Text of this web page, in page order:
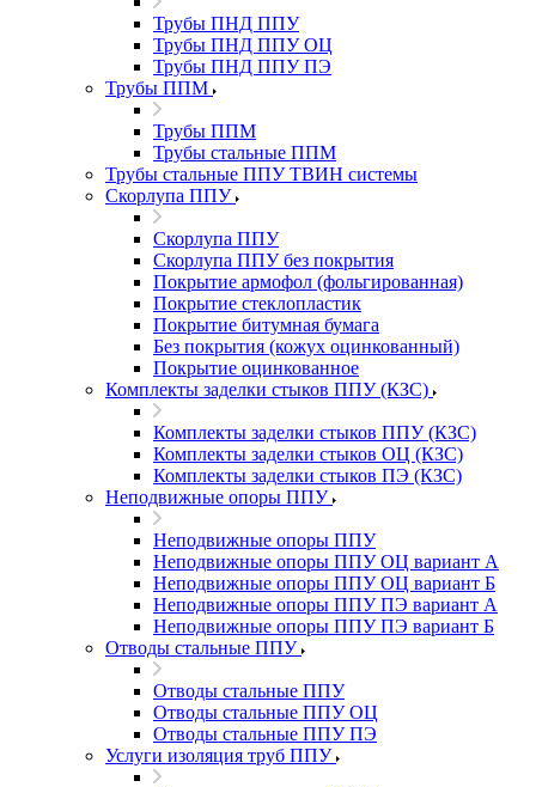
Трубы ПНД ППУ
Трубы ПНД ППУ ОЦ
Трубы ПНД ППУ ПЭ
Трубы ППМ
Трубы ППМ
Трубы стальные ППМ
Трубы стальные ППУ ТВИН системы
Скорлупа ППУ
Скорлупа ППУ
Скорлупа ППУ без покрытия
Покрытие армофол (фольгированная)
Покрытие стеклопластик
Покрытие битумная бумага
Без покрытия (кожух оцинкованный)
Покрытие оцинкованное
Комплекты заделки стыков ППУ (КЗС)
Комплекты заделки стыков ППУ (КЗС)
Комплекты заделки стыков ОЦ (КЗС)
Комплекты заделки стыков ПЭ (КЗС)
Неподвижные опоры ППУ
Неподвижные опоры ППУ
Неподвижные опоры ППУ ОЦ вариант А
Неподвижные опоры ППУ ОЦ вариант Б
Неподвижные опоры ППУ ПЭ вариант А
Неподвижные опоры ППУ ПЭ вариант Б
Отводы стальные ППУ
Отводы стальные ППУ
Отводы стальные ППУ ОЦ
Отводы стальные ППУ ПЭ
Услуги изоляция труб ППУ